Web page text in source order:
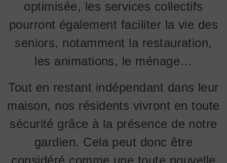
optimisée, les services collectifs
pourront également faciliter la vie des
seniors, notamment la restauration,
les animations, le ménage…
Tout en restant indépendant dans leur
maison, nos résidents vivront en toute
sécurité grâce à la présence de notre
gardien. Cela peut donc être
considéré comme une toute nouvelle